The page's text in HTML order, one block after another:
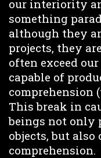
our interiority
something
although they
projects, they
often exceed
capable of
comprehension
This break in
beings not only
objects, but
comprehension.